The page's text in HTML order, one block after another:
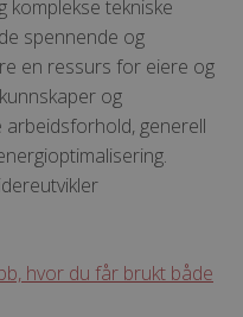
komplekse tekniske
spennende og
en ressurs for eiere og
og
generell
hvor du får brukt både